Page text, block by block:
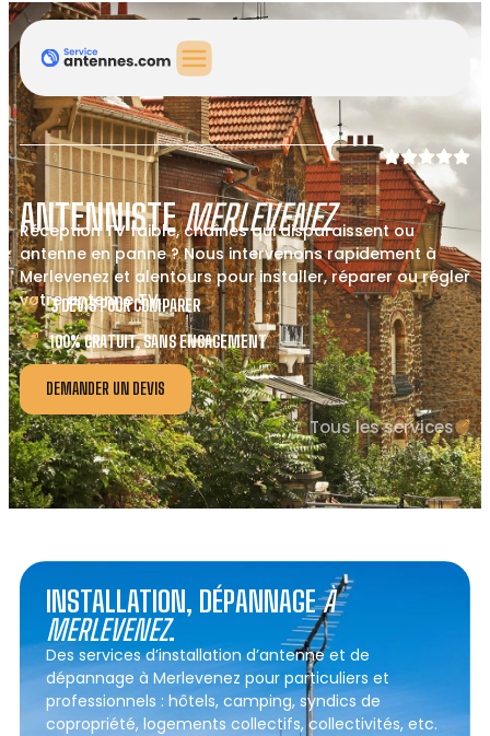
ANTENNISTEMERLEVENEZ
Réception TV faible, chaînes qui disparaissent ou
antenne en panne ? Nous intervenons rapidement à
Merlevenez et alentours pour installer, réparer ou régler
votre antenne TV.
3 DEVIS POUR COMPARER
100% GRATUIT, SANS ENGAGEMENT
DEMANDER UN DEVIS
Tous les services
INSTALLATION, DÉPANNAGEÀ
MERLEVENEZ.
Des services d’installation d’antenne et de
dépannage à Merlevenez pour particuliers et
professionnels : hôtels, camping, syndics de
copropriété, logements collectifs, collectivités, etc.